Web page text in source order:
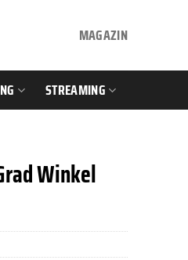
MAGAZIN
STREAMING
Winkel